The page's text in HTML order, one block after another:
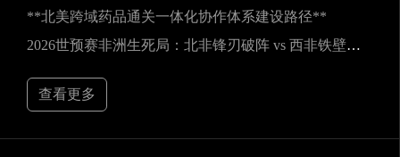
**北美跨域药品通关一体化协作体系建设路径**
2026世预赛非洲生死局：北非锋刃破阵 vs 西非铁壁封喉
查看更多